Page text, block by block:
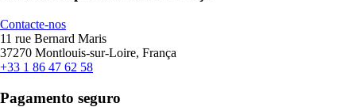
Contacte-nos
11 rue Bernard Maris
37270 Montlouis-sur-Loire, França
+33 1 86 47 62 58
Pagamento seguro